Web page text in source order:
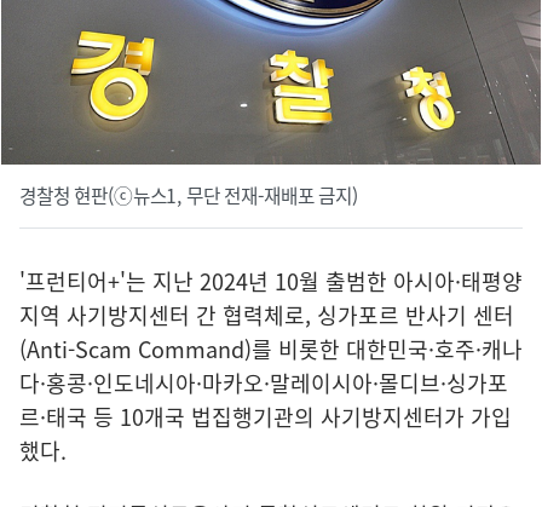
경찰청 현판(ⓒ뉴스1, 무단 전재-재배포 금지)
'프런티어+'는 지난 2024년 10월 출범한 아시아·태평양
지역 사기방지센터 간 협력체로, 싱가포르 반사기 센터
(Anti-Scam Command)를 비롯한 대한민국·호주·캐나
다·홍콩·인도네시아·마카오·말레이시아·몰디브·싱가포
르·태국 등 10개국 법집행기관의 사기방지센터가 가입
했다.